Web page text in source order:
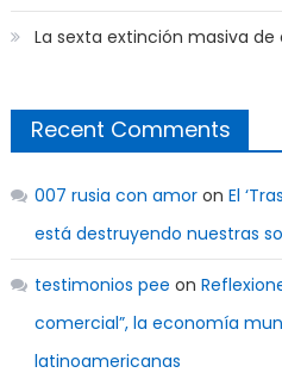
La sexta extinción masiva de
Recent Comments
007 rusia con amoron El
está destruyendo nuestras
testimonios pee on
comercial”, la economía
latinoamericanas